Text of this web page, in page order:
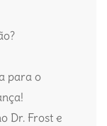
para o
Dr. Frost e